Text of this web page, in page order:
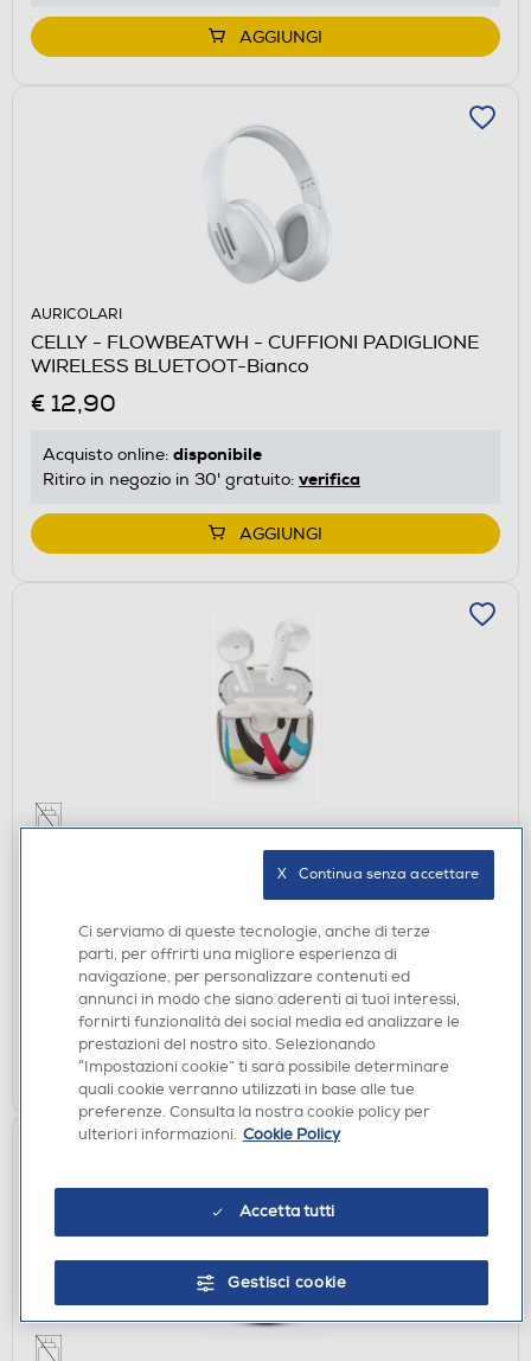
AGGIUNGI
AURICOLARI
CELLY - FLOWBEATWH - CUFFIONI PADIGLIONE
WIRELESS BLUETOOT-Bianco
€ 12,90
Acquisto online: disponibile
Ritiro in negozio in 30' gratuito: verifica
AGGIUNGI
MUSIC SOUND - Auricolare bluetooth DRIP-
€ 28,49
Acquisto online: disponibile
Ritiro in negozio: non disponibile
AGGIUNGI
Ci serviamo di queste tecnologie, anche di terze
parti, per offrirti una migliore esperienza di
navigazione, per personalizzare contenuti ed
annunci in modo che siano aderenti ai tuoi interessi,
fornirti funzionalità dei social media ed analizzare le
prestazioni del nostro sito. Selezionando
“Impostazioni cookie” ti sarà possibile determinare
quali cookie verranno utilizzati in base alle tue
preferenze. Consulta la nostra cookie policy per
ulteriori informazioni. Cookie Policy
Accetta tutti
Gestisci cookie
X   Continua senza accettare